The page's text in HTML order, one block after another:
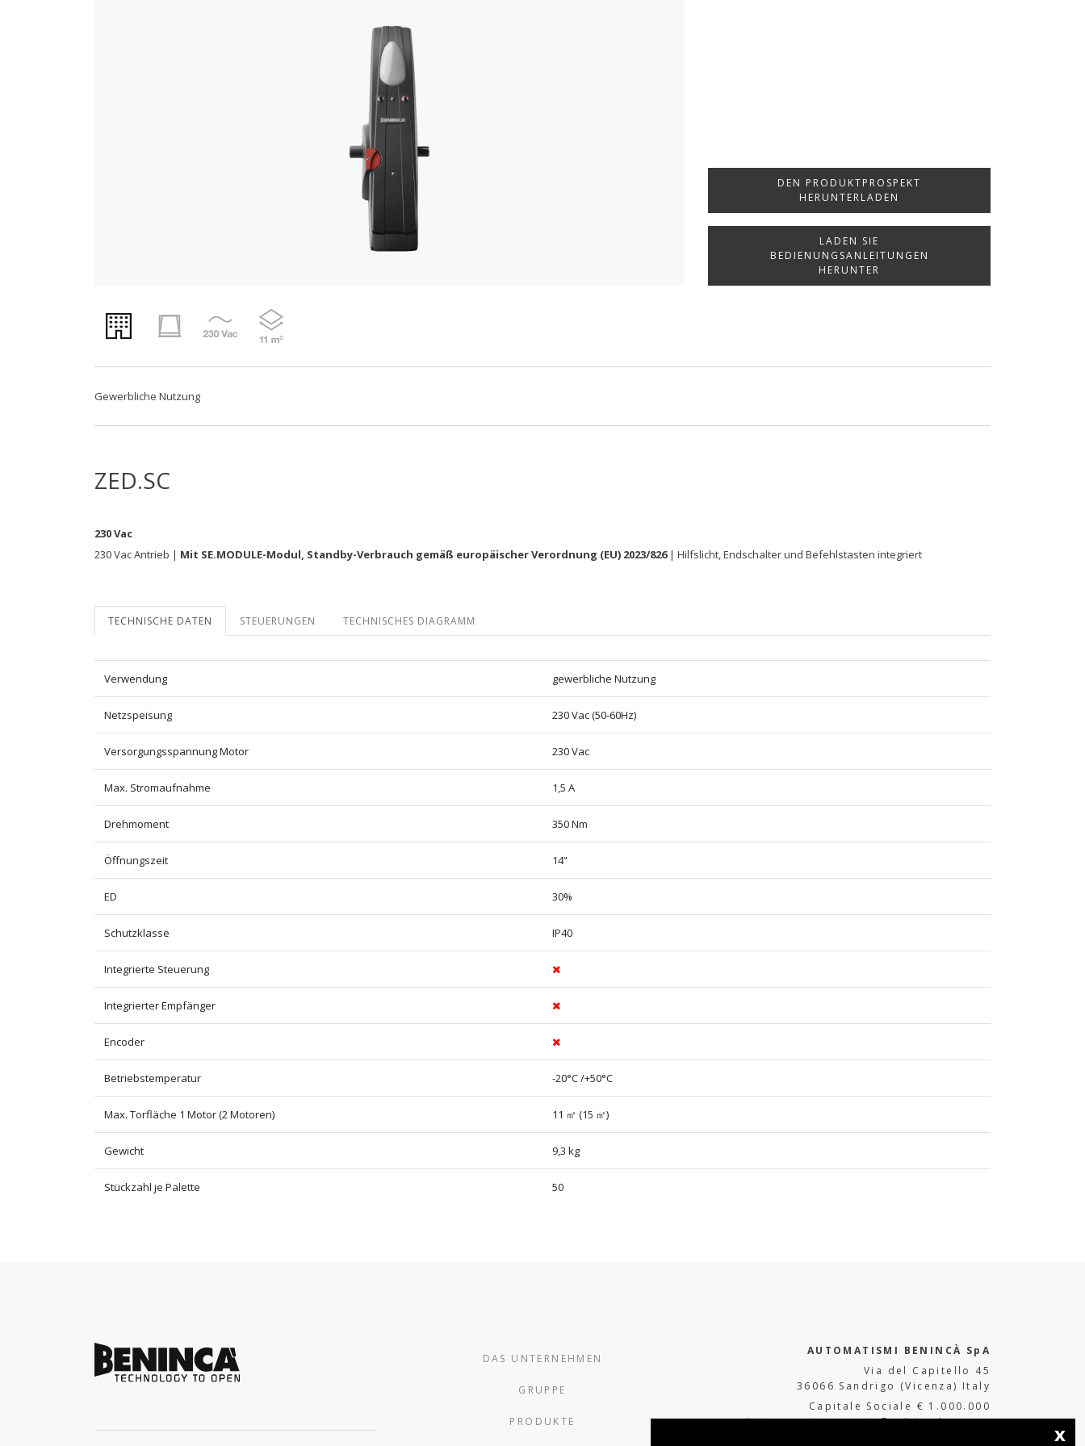
DEN PRODUKTPROSPEKT
HERUNTERLADEN
LADEN SIE
BEDIENUNGSANLEITUNGEN
HERUNTER
Gewerbliche Nutzung
ZED.SC
230 Vac
230 Vac Antrieb | Mit SE.MODULE-Modul, Standby-Verbrauch gemäß europäischer Verordnung (EU) 2023/826| Hilfslicht, Endschalter und Befehlstasten integriert
TECHNISCHE DATEN STEUERUNGEN TECHNISCHES DIAGRAMM
Verwendung gewerbliche Nutzung
Netzspeisung 230 Vac (50-60Hz)
Versorgungsspannung Motor 230 Vac
Max. Stromaufnahme 1,5 A
Drehmoment 350 Nm
Öffnungszeit 14”
ED 30%
Schutzklasse IP40
Integrierte Steuerung
Integrierter Empfänger
Encoder
Betriebstemperatur -20°C /+50°C
Max. Torfläche 1 Motor (2 Motoren) 11 ㎡ (15 ㎡)
Gewicht 9,3 kg
Stückzahl je Palette 50
DAS UNTERNEHMEN
GRUPPE
PRODUKTE
AUTOMATISMI BENINCÀ SpA
Via del Capitello 45
36066 Sandrigo (Vicenza) Italy
Capitale Sociale € 1.000.000
interamente versato Registro Imprese
x